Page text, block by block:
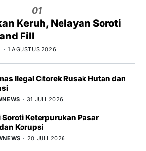
01
Keruh, Nelayan Soroti
Fill
1 AGUSTUS 2026
Ilegal Citorek Rusak Hutan dan
31 JULI 2026
Soroti Keterpurukan Pasar
Korupsi
20 JULI 2026